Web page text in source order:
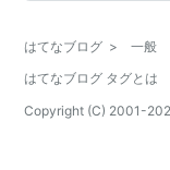
いたかと言うと
した。 その間も
を処理をしてい
はてなブログ > 一般
はてなブログ タグとは
Copyright (C) 2001-